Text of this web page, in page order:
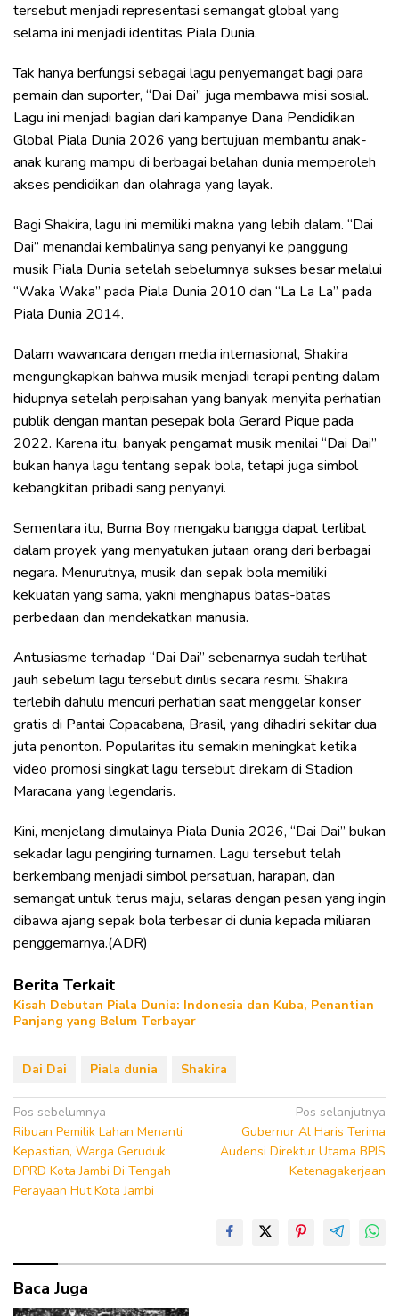
tersebut menjadi representasi semangat global yang
selama ini menjadi identitas Piala Dunia.
Tak hanya berfungsi sebagai lagu penyemangat bagi para
pemain dan suporter, “Dai Dai” juga membawa misi sosial.
Lagu ini menjadi bagian dari kampanye Dana Pendidikan
Global Piala Dunia 2026 yang bertujuan membantu anak-
anak kurang mampu di berbagai belahan dunia memperoleh
akses pendidikan dan olahraga yang layak.
Bagi Shakira, lagu ini memiliki makna yang lebih dalam. “Dai
Dai” menandai kembalinya sang penyanyi ke panggung
musik Piala Dunia setelah sebelumnya sukses besar melalui
“Waka Waka” pada Piala Dunia 2010 dan “La La La” pada
Piala Dunia 2014.
Dalam wawancara dengan media internasional, Shakira
mengungkapkan bahwa musik menjadi terapi penting dalam
hidupnya setelah perpisahan yang banyak menyita perhatian
publik dengan mantan pesepak bola Gerard Pique pada
2022. Karena itu, banyak pengamat musik menilai “Dai Dai”
bukan hanya lagu tentang sepak bola, tetapi juga simbol
kebangkitan pribadi sang penyanyi.
Sementara itu, Burna Boy mengaku bangga dapat terlibat
dalam proyek yang menyatukan jutaan orang dari berbagai
negara. Menurutnya, musik dan sepak bola memiliki
kekuatan yang sama, yakni menghapus batas-batas
perbedaan dan mendekatkan manusia.
Antusiasme terhadap “Dai Dai” sebenarnya sudah terlihat
jauh sebelum lagu tersebut dirilis secara resmi. Shakira
terlebih dahulu mencuri perhatian saat menggelar konser
gratis di Pantai Copacabana, Brasil, yang dihadiri sekitar dua
juta penonton. Popularitas itu semakin meningkat ketika
video promosi singkat lagu tersebut direkam di Stadion
Maracana yang legendaris.
Kini, menjelang dimulainya Piala Dunia 2026, “Dai Dai” bukan
sekadar lagu pengiring turnamen. Lagu tersebut telah
berkembang menjadi simbol persatuan, harapan, dan
semangat untuk terus maju, selaras dengan pesan yang ingin
dibawa ajang sepak bola terbesar di dunia kepada miliaran
penggemarnya.(ADR)
Berita Terkait
Kisah Debutan Piala Dunia: Indonesia dan Kuba, Penantian
Panjang yang Belum Terbayar
Dai Dai Piala dunia Shakira
Navigasi
pos
Pos sebelumnya
Ribuan Pemilik Lahan Menanti
Kepastian, Warga Geruduk
DPRD Kota Jambi Di Tengah
Perayaan Hut Kota Jambi
Pos selanjutnya
Gubernur Al Haris Terima
Audensi Direktur Utama BPJS
Ketenagakerjaan
Baca Juga